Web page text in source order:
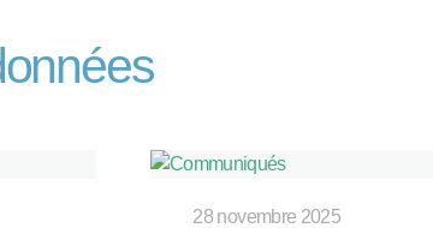
28 novembre 2025